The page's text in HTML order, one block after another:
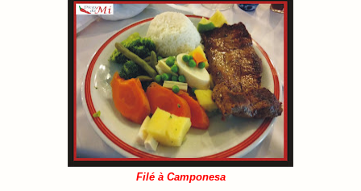
Filé à Camponesa